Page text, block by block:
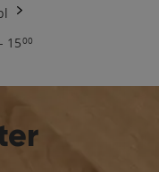
- 1500